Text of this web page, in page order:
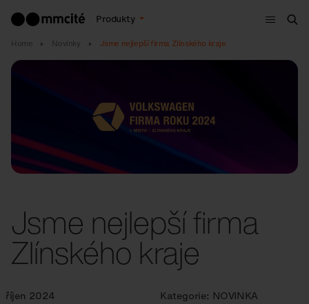
Produkty
Menu
Home Novinky Jsme nejlepší firma Zlínského kraje
Jsme nejlepší firma
Zlínského kraje
říjen 2024 Kategorie: NOVINKA